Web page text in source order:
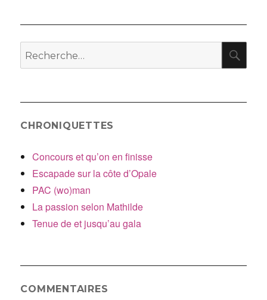
Recherche
pour
CHRONIQUETTES
Concours et qu’on en finisse
Escapade sur la côte d’Opale
PAC (wo)man
La passion selon Mathilde
Tenue de et jusqu’au gala
COMMENTAIRES